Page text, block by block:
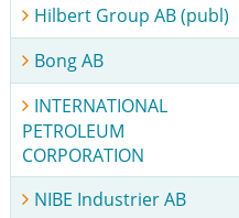
Hilbert Group AB (publ)
Bong AB
INTERNATIONAL
PETROLEUM
CORPORATION
NIBE Industrier AB